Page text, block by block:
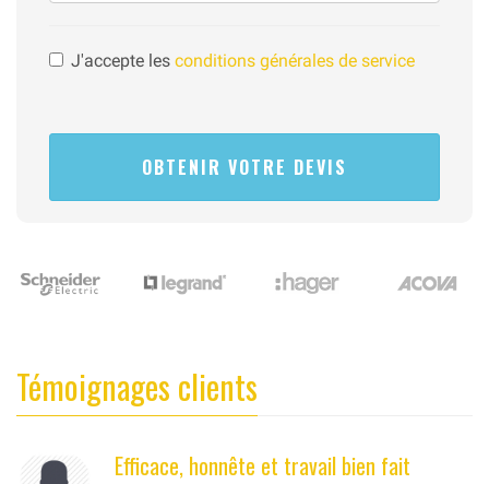
J'accepte les conditions générales de service
Témoignages clients
Efficace, honnête et travail bien fait